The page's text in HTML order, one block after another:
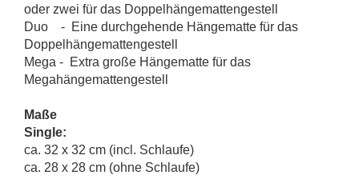
oder zwei für das Doppelhängemattengestell
Duo - Eine durchgehende Hängematte für das
Doppelhängemattengestell
Mega - Extra große Hängematte für das
Megahängemattengestell
Maße
Single:
ca. 32 x 32 cm (incl. Schlaufe)
ca. 28 x 28 cm (ohne Schlaufe)